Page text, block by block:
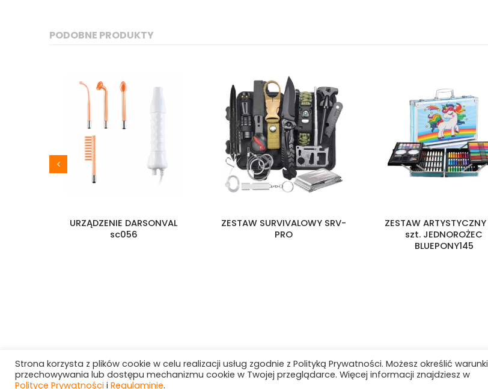
PODOBNE PRODUKTY
URZĄDZENIE DARSONVAL
sc056
ZESTAW SURVIVALOWY SRV-
ZESTAW ARTYSTYCZNY 145
szt. JEDNOROŻEC
BLUEPONY145
Hurtownia i-Want! © 2025. All Rights Reserved
Strona korzysta z plików cookie w celu realizacji usług zgodnie z Polityką Prywatności. Możesz określić warunki
przechowywania lub dostępu mechanizmu cookie w Twojej przeglądarce. Więcej informacji znajdziesz w
Polityce Prywatności i Regulaminie.